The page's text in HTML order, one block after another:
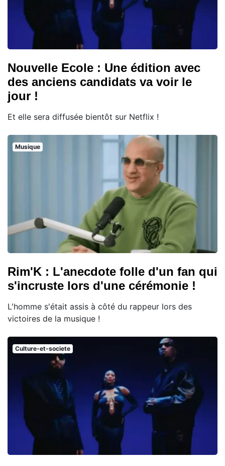
Nouvelle Ecole : Une édition avec
des anciens candidats va voir le
jour !
Et elle sera diffusée bientôt sur Netflix !
Musique
Rim'K : L'anecdote folle d'un fan qui
s'incruste lors d'une cérémonie !
L'homme s'était assis à côté du rappeur lors des
victoires de la musique !
Culture-et-societe